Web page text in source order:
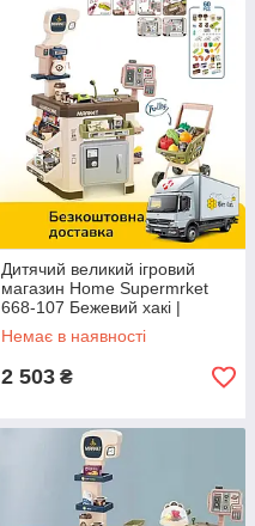
Дитячий великий ігровий
магазин Home Supermrket
668-107 Бежевий хакі |
Супермаркет з візком та
продуктами
Немає в наявності
2 503 ₴